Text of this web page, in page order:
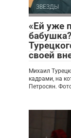
ЗВЕЗДЫ
«Ей уже
своей
Михаил
кадрами, на
Петросян.